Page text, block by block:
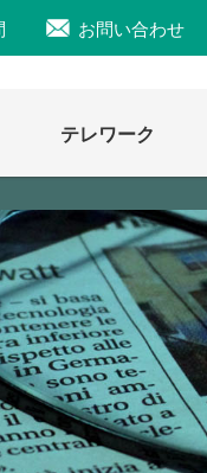
お問い合わせ
テレワーク